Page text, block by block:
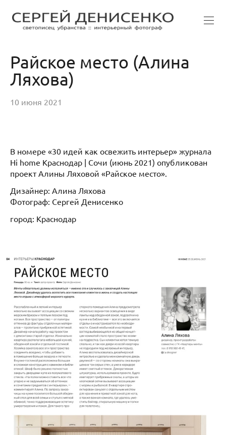
Райское место (Алина
Ляхова)
10 июня 2021
В номере «30 идей как освежить интерьер» журнала
Hi home Краснодар | Сочи (июнь 2021) опубликован
проект Алины Ляховой «Райское место».
Дизайнер: Алина Ляхова
Фотограф: Сергей Денисенко
город: Краснодар